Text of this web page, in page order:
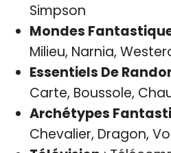
Simpson
Mondes
Milieu, Narnia,
Essentiels De
Carte, Boussole,
Archétypes
Chevalier, Dragon,